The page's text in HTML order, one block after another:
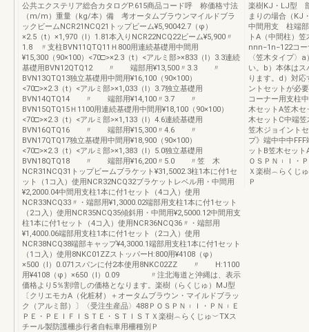
公共エクステリア総合カタログP.615商品コード呼 称価格寸法
（m/m）重量（kg/本）備 考オータムブラウンマイルドブラ
ックビームNCR21NCQ21トップビーム¥5,90042.7（φ）
×2.5（t）×1,970（l）1.81本入りNCR22NCQ22ビーム¥5,900〃
1.8 〃支柱BVN11QTQ11Ｈ800用連続基礎用中間用
¥15,300（90×100）<70□>×2.3（t）<アルミ部>×833（l）3.3連続
基礎用BVN12QTQ12 〃 端部用¥13,500〃3.3 〃
BVN13QTQ13独立基礎用中間用¥16,100（90×100）
<70□>×2.3（t）<アルミ部>×1,033（l）3.7独立基礎用
BVN14QTQ14 〃 端部用¥14,100〃3.7 〃
BVN15QTQ15Ｈ1100用連続基礎用中間用¥18,100（90×100）
<70□>×2.3（t）<アルミ部>×1,133（l）4.6連続基礎用
BVN16QTQ16 〃 端部用¥15,300〃4.6 〃
BVN17QTQ17独立基礎用中間用¥18,900（90×100）
<70□>×2.3（t）<アルミ部>×1,383（l）5.0独立基礎用
BVN18QTQ18 〃 端部用¥16,200〃5.0 〃笠 木
NCR31NCQ31トップビームブラケット¥31,5002.3柱1本に付1セ
ット（1コ入）使用NCR32NCQ32ブラケットレベル用・中間用
¥2,2000.04中間用支柱1本に付1セット（4コ入）使用
NCR33NCQ33〃・端部用¥1,3000.02端部用支柱1本に付1セット
（2コ入）使用NCR35NCQ35傾斜用・中間用¥2,5000.12中間用支
柱1本に付1セット（4コ入）使用NCR36NCQ36〃・端部用
¥1,4000.06端部用支柱1本に付1セット（2コ入）使用
NCR38NCQ38端部キャップ¥4,3000.1端部用支柱1本に付1セット
（1コ入）使用8NKC01ZZストッパーH:800用¥4108（φ）
×500（l）0.071スパンに付2本使用8NKC02ZZ 〃 H:1100
用¥4108（φ）×650（l）0.09 〃注北海道と沖縄は、表示
価格より5％割増しの価格となります。楽樹（らくじゅ）MJ型
〔クリエモカA（化粧材）＋オータムブラウン・マイルドブラッ
ク（アルミ部）〕〈受注生産品〉488ＰＯＳＰＮ︲Ｉ・ＰＮ︲Ｅ
ＰＥ・ＰＥＩＦＩＳＴＥ・ＳＴＩＳＴＸ楽樹︵らくじゅ︶TXス
チール製防護柵歩行者自転車用柵種別Ｐ
楽樹KJ・LJ型
まりの場合（
中間用支 柱端部
トA（中間柱）
nnn−1n−122コ
〈笠木タイプ〉
い。b）本体は
ります。d）対
ントセットが必
コーナー用支柱
木セットA笠木セ
木セットC中端
笠木ジョイント
プ》端中中中
ットB笠木セッ
ＯＳＰＮ︲Ｉ・
Ｘ楽樹︵らくじ
Ｐ